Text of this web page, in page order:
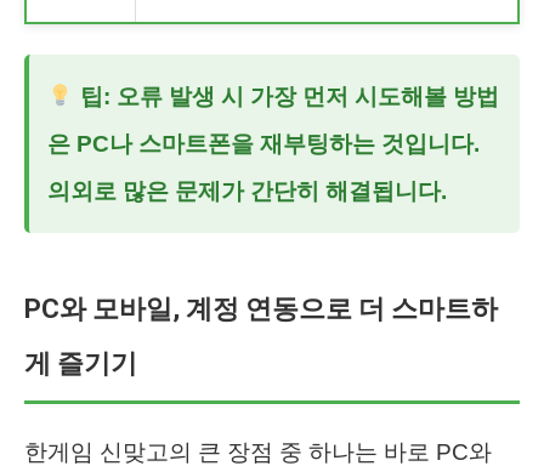
팁: 오류 발생 시 가장 먼저 시도해볼 방법
은 PC나 스마트폰을 재부팅하는 것입니다.
의외로 많은 문제가 간단히 해결됩니다.
PC와 모바일, 계정 연동으로 더 스마트하
게 즐기기
한게임 신맞고의 큰 장점 중 하나는 바로 PC와